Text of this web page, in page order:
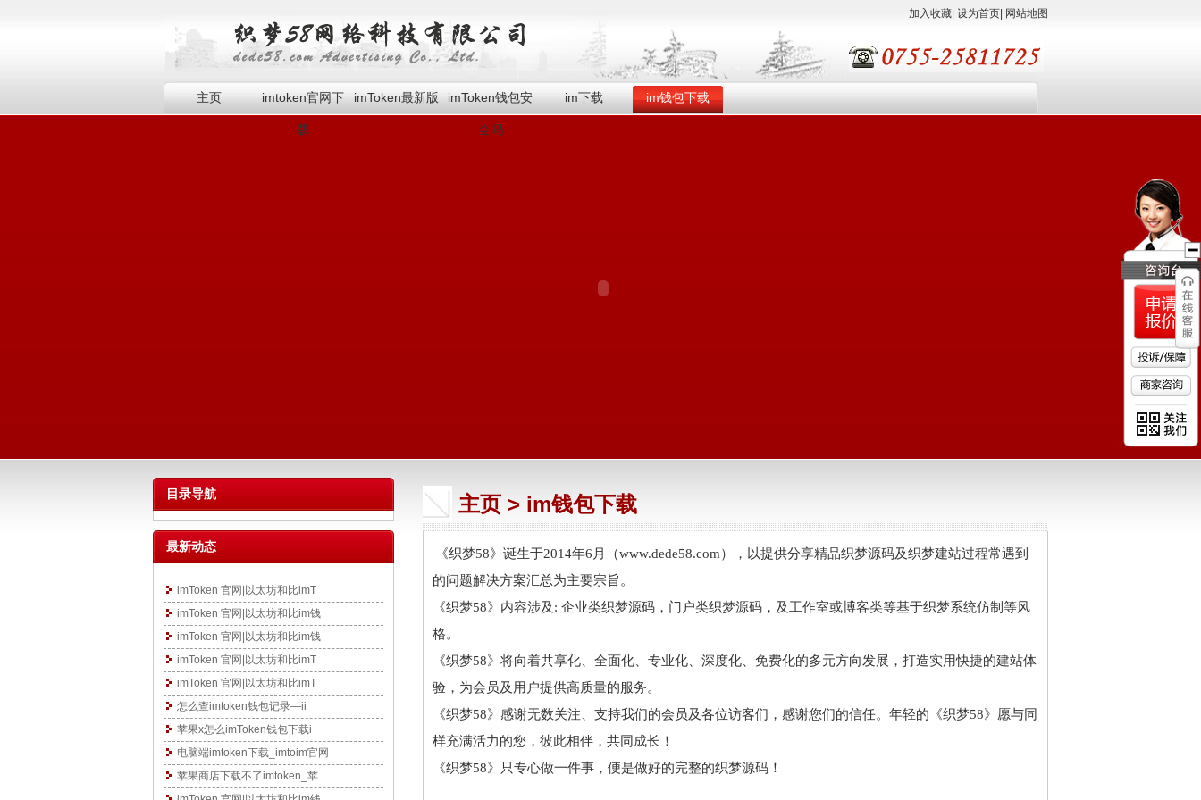
加入收藏 设为首页 网站地图
主页 imtoken官网下
载
imToken最新版 imToken钱包安
全吗
im下载 im钱包下载
目录导航
最新动态
imToken 官网|以太坊和比imT
imToken 官网|以太坊和比im钱
imToken 官网|以太坊和比im钱
imToken 官网|以太坊和比imT
imToken 官网|以太坊和比imT
怎么查imtoken钱包记录—ii
苹果x怎么imToken钱包下载i
电脑端imtoken下载_imtoim官网
苹果商店下载不了imtoken_苹
主页 > im钱包下载
《织梦58》诞生于2014年6月（www.dede58.com），以提供分享精品织梦源码及织梦建站过程常遇到
的问题解决方案汇总为主要宗旨。
《织梦58》内容涉及: 企业类织梦源码，门户类织梦源码，及工作室或博客类等基于织梦系统仿制等风
格。
《织梦58》将向着共享化、全面化、专业化、深度化、免费化的多元方向发展，打造实用快捷的建站体
验，为会员及用户提供高质量的服务。
《织梦58》感谢无数关注、支持我们的会员及各位访客们，感谢您们的信任。年轻的《织梦58》愿与同
样充满活力的您，彼此相伴，共同成长！
《织梦58》只专心做一件事，便是做好的完整的织梦源码！